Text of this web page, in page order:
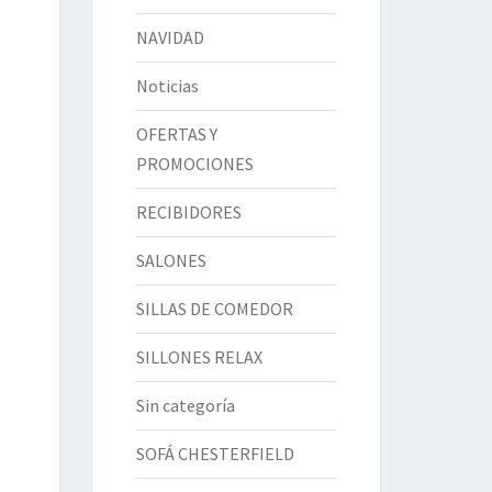
NAVIDAD
Noticias
OFERTAS Y
PROMOCIONES
RECIBIDORES
SALONES
SILLAS DE COMEDOR
SILLONES RELAX
Sin categoría
SOFÁ CHESTERFIELD